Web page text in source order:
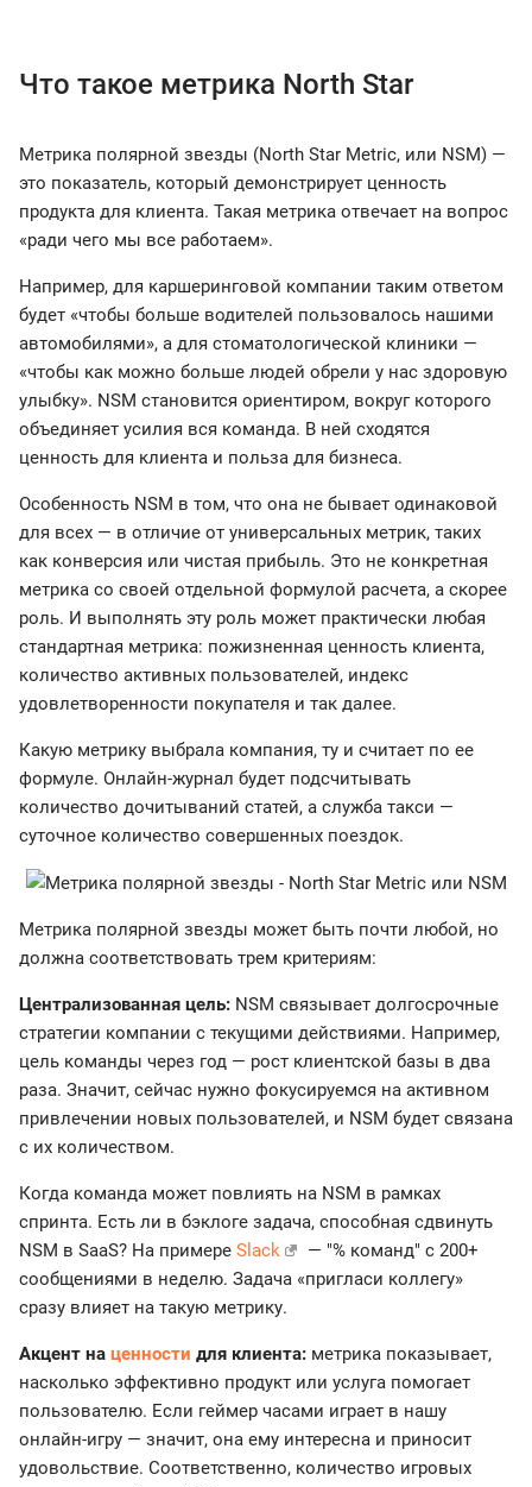
Что такое метрика North Star
Метрика полярной звезды (North Star Metric, или NSM) —
это показатель, который демонстрирует ценность
продукта для клиента. Такая метрика отвечает на вопрос
«ради чего мы все работаем».
Например, для каршеринговой компании таким ответом
будет «чтобы больше водителей пользовалось нашими
автомобилями», а для стоматологической клиники —
«чтобы как можно больше людей обрели у нас здоровую
улыбку». NSM становится ориентиром, вокруг которого
объединяет усилия вся команда. В ней сходятся
ценность для клиента и польза для бизнеса.
Особенность NSM в том, что она не бывает одинаковой
для всех — в отличие от универсальных метрик, таких
как конверсия или чистая прибыль. Это не конкретная
метрика со своей отдельной формулой расчета, а скорее
роль. И выполнять эту роль может практически любая
стандартная метрика: пожизненная ценность клиента,
количество активных пользователей, индекс
удовлетворенности покупателя и так далее.
Какую метрику выбрала компания, ту и считает по ее
формуле. Онлайн-журнал будет подсчитывать
количество дочитываний статей, а служба такси —
суточное количество совершенных поездок.
Метрика полярной звезды может быть почти любой, но
должна соответствовать трем критериям:
Централизованная цель: NSM связывает долгосрочные
стратегии компании с текущими действиями. Например,
цель команды через год — рост клиентской базы в два
раза. Значит, сейчас нужно фокусируемся на активном
привлечении новых пользователей, и NSM будет связана
с их количеством.
Когда команда может повлиять на NSM в рамках
спринта. Есть ли в бэклоге задача, способная сдвинуть
NSM в SaaS? На примере Slack
— "% команд" с 200+
сообщениями в неделю. Задача «пригласи коллегу»
сразу влияет на такую метрику.
Акцент на ценности для клиента: метрика показывает,
насколько эффективно продукт или услуга помогает
пользователю. Если геймер часами играет в нашу
онлайн-игру — значит, она ему интересна и приносит
удовольствие. Соответственно, количество игровых